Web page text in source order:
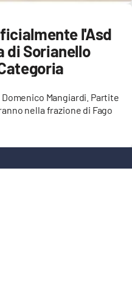
l'Asd
di Sorianello
Mangiardi. Partite
nella frazione di Fago